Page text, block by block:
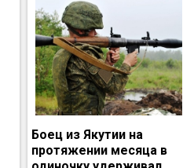
Боец из Якутии на
протяжении месяца в